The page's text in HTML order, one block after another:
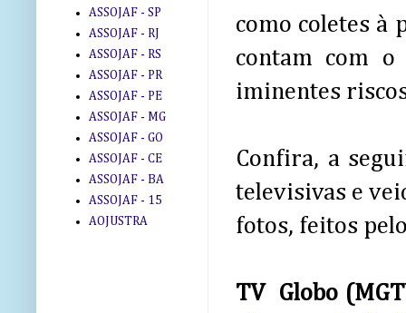
como coletes à
contam com
iminentes
Confira, a
televisivas e
fotos, feitos
TV Globo
ASSOJAF - SP
ASSOJAF - RJ
ASSOJAF - RS
ASSOJAF - PR
ASSOJAF - PE
ASSOJAF - MG
ASSOJAF - GO
ASSOJAF - CE
ASSOJAF - BA
ASSOJAF - 15
AOJUSTRA